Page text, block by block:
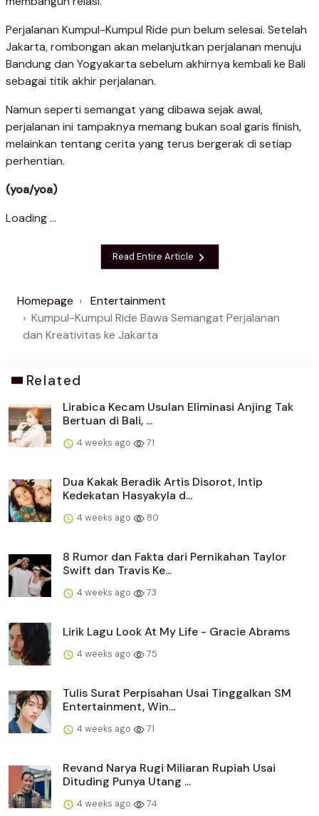
Perjalanan Kumpul-Kumpul Ride pun belum selesai. Setelah
Jakarta, rombongan akan melanjutkan perjalanan menuju
Bandung dan Yogyakarta sebelum akhirnya kembali ke Bali
sebagai titik akhir perjalanan.
Namun seperti semangat yang dibawa sejak awal,
perjalanan ini tampaknya memang bukan soal garis finish,
melainkan tentang cerita yang terus bergerak di setiap
perhentian.
(yoa/yoa)
Loading ...
Read Entire Article
Homepage
Entertainment
Kumpul-Kumpul Ride Bawa Semangat Perjalanan
dan Kreativitas ke Jakarta
Related
Lirabica Kecam Usulan Eliminasi Anjing Tak
Bertuan di Bali, ...
4 weeks ago 71
Dua Kakak Beradik Artis Disorot, Intip
Kedekatan Hasyakyla d...
4 weeks ago 80
8 Rumor dan Fakta dari Pernikahan Taylor
Swift dan Travis Ke...
4 weeks ago 73
Lirik Lagu Look At My Life - Gracie Abrams
4 weeks ago 75
Tulis Surat Perpisahan Usai Tinggalkan SM
Entertainment, Win...
4 weeks ago 71
Revand Narya Rugi Miliaran Rupiah Usai
Dituding Punya Utang ...
4 weeks ago 74